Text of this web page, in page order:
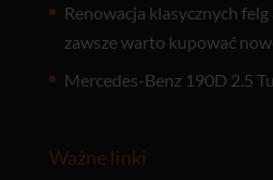
Renowacja klasycznych
zawsze warto kupować
Mercedes-Benz 190D 2.5
Ważne linki